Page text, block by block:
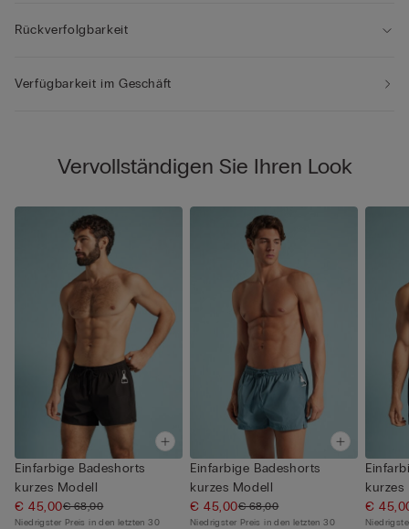
Rückverfolgbarkeit
Verfügbarkeit im Geschäft
Vervollständigen Sie Ihren Look
Einfarbige Badeshorts
kurzes Modell
€ 45,00€ 68,00
Niedrigster Preis in den letzten 30
Einfarbige Badeshorts
kurzes Modell
€ 45,00€ 68,00
Niedrigster Preis in den letzten 30
kurzes
€